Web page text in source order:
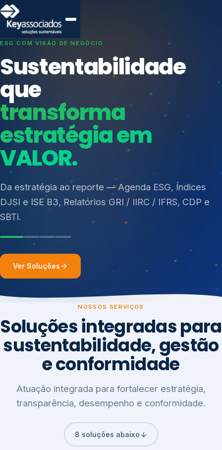
SISTEMAS DE GESTÃO OTIMIZADOS E INTEGRADOS
Conformidade que
protege seu
negócio.
Consultoria, auditoria e treinamentos em ISO 27001,
ISO 27701, ISO 42001, ISO 37001, ISO 9001, ISO
14001, ISO 45001, ONA e PNQ — Gestão de
resíduos sólidos (PGRS/PMGRS).
Índices de Mercado
Mudanças Climáticas
Reputação e Cadeia
Reporte Regulatório
Ver Soluções
NOSSOS SERVIÇOS
Soluções integradas para
sustentabilidade, gestão
e conformidade
Atuação integrada para fortalecer estratégia,
transparência, desempenho e conformidade.
8 soluções abaixo